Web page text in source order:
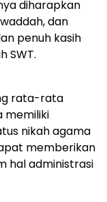
diharapkan
dan
penuh kasih
SWT.
rata-rata
memiliki
nikah agama
memberikan
hal administrasi